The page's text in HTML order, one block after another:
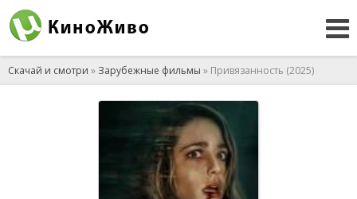
Скачай и смотри » Зарубежные фильмы » Привязанность (2025)